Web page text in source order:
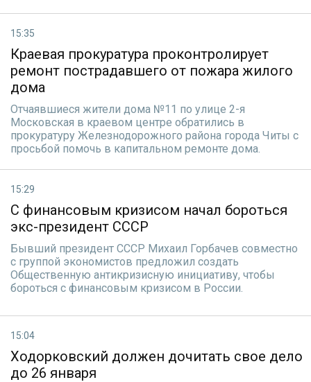
15:35
Краевая прокуратура проконтролирует
ремонт пострадавшего от пожара жилого
дома
Отчаявшиеся жители дома №11 по улице 2-я
Московская в краевом центре обратились в
прокуратуру Железнодорожного района города Читы с
просьбой помочь в капитальном ремонте дома.
15:29
С финансовым кризисом начал бороться
экс-президент СССР
Бывший президент СССР Михаил Горбачев совместно
с группой экономистов предложил создать
Общественную антикризисную инициативу, чтобы
бороться с финансовым кризисом в России.
15:04
Ходорковский должен дочитать свое дело
до 26 января